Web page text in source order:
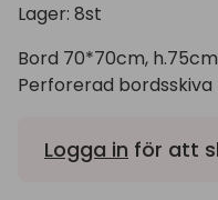
Lager: 8st
Bord 70*70cm,
Perforerad bordsskiva
Logga in för att